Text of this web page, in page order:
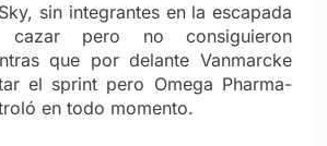
sin integrantes en la escapada
cazar pero no consiguieron
que por delante Vanmarcke
el sprint pero Omega Pharma-
en todo momento.